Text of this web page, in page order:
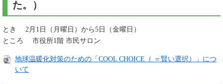
た。）
とき 2月1日（月曜日）から5日（金曜日）
ところ 市役所1階 市民サロン
地球温暖化対策のための「COOL CHOICE（ ＝賢い選択）」につ
いて